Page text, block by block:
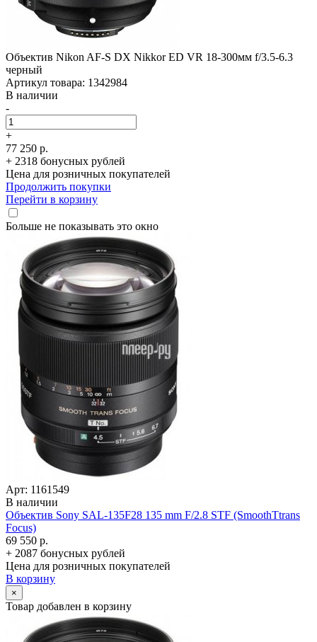
Объектив Nikon AF-S DX Nikkor ED VR 18-300мм f/­3.5-6.3
черный
Артикул товара: 1342984
В наличии
-
+
77 250 р.
+ 2318 бонусных рублей
Цена для розничных покупателей
Продолжить покупки
Перейти в корзину
Больше не показывать это окно
Арт: 1161549
В наличии
Объектив Sony SAL-135F28 135 mm F/­2.8 STF (SmoothTtrans
Focus)
69 550 р.
+ 2087 бонусных рублей
Цена для розничных покупателей
В корзину
×
Товар добавлен в корзину